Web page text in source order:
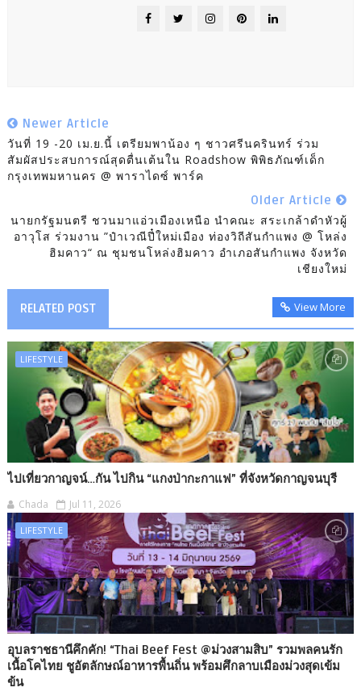
Newer Article
วันที่ 19 -20 เม.ย.นี้ เตรียมพาน้อง ๆ ชาวศรีนครินทร์ ร่วม
สัมผัสประสบการณ์สุดตื่นเต้นใน Roadshow พิพิธภัณฑ์เด็ก
กรุงเทพมหานคร @ พาราไดซ์ พาร์ค
Older Article
นายกรัฐมนตรี ชวนมาแอ่วเมืองเหนือ นำคณะ สระเกล้าดำหัวผู้
อาวุโส ร่วมงาน ”ป๋าเวณีปี๋ใหม่เมือง ท่องวิถีสันกำแพง @ โหล่ง
ฮิมคาว“ ณ ชุมชนโหล่งฮิมคาว อำเภอสันกำแพง จังหวัด
เชียงใหม่
RELATED POST View More
LIFESTYLE
ไปเที่ยวกาญจน์…กัน ไปกิน “แกงป่ากะกาแฟ” ที่จังหวัดกาญจนบุรี
Chada Jul 11, 2026
LIFESTYLE
อุบลราชธานีคึกคัก! “Thai Beef Fest @ม่วงสามสิบ” รวมพลคนรัก
เนื้อโคไทย ชูอัตลักษณ์อาหารพื้นถิ่น พร้อมศึกลาบเมืองม่วงสุดเข้ม
ข้น